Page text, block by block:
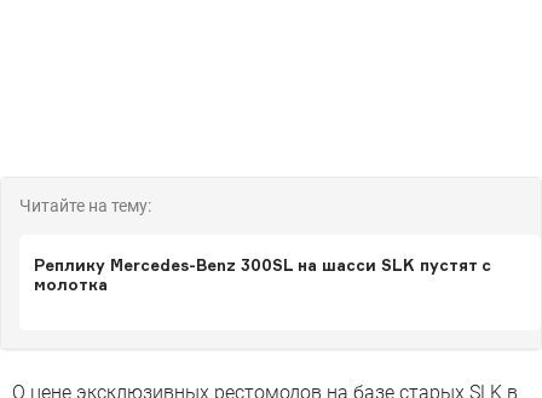
Читайте на тему:
Реплику Mercedes-Benz 300SL на шасси SLK пустят с
молотка
О цене эксклюзивных рестомодов на базе старых SLK в